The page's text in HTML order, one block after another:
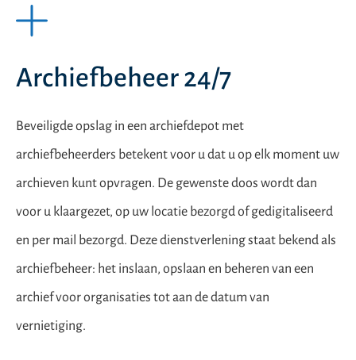
Archiefbeheer 24/7
Beveiligde opslag in een archiefdepot met
archiefbeheerders betekent voor u dat u op elk moment uw
archieven kunt opvragen. De gewenste doos wordt dan
voor u klaargezet, op uw locatie bezorgd of gedigitaliseerd
en per mail bezorgd. Deze dienstverlening staat bekend als
archiefbeheer: het inslaan, opslaan en beheren van een
archief voor organisaties tot aan de datum van
vernietiging.